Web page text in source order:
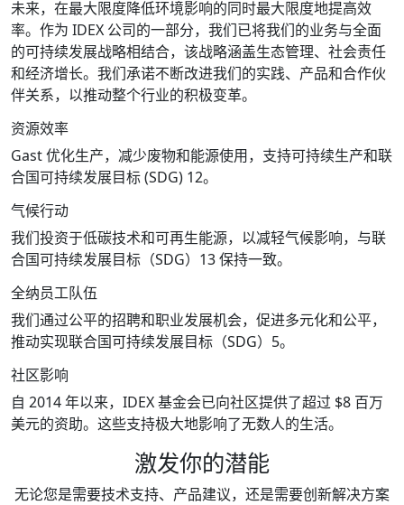
未来，在最大限度降低环境影响的同时最大限度地提高效
率。作为 IDEX 公司的一部分，我们已将我们的业务与全面
的可持续发展战略相结合，该战略涵盖生态管理、社会责任
和经济增长。我们承诺不断改进我们的实践、产品和合作伙
伴关系，以推动整个行业的积极变革。
资源效率
Gast 优化生产，减少废物和能源使用，支持可持续生产和联
合国可持续发展目标 (SDG) 12。
气候行动
我们投资于低碳技术和可再生能源，以减轻气候影响，与联
合国可持续发展目标（SDG）13 保持一致。
全纳员工队伍
我们通过公平的招聘和职业发展机会，促进多元化和公平，
推动实现联合国可持续发展目标（SDG）5。
社区影响
自 2014 年以来，IDEX 基金会已向社区提供了超过 $8 百万
美元的资助。这些支持极大地影响了无数人的生活。
激发你的潜能
无论您是需要技术支持、产品建议，还是需要创新解决方案